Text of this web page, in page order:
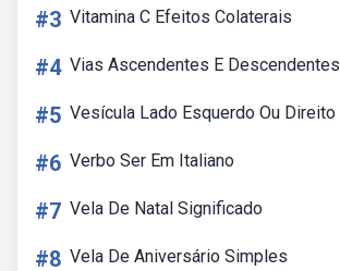
#3 Vitamina C Efeitos Colaterais
#4 Vias Ascendentes E Descendentes
#5 Vesícula Lado Esquerdo Ou Direito
#6 Verbo Ser Em Italiano
#7 Vela De Natal Significado
#8 Vela De Aniversário Simples